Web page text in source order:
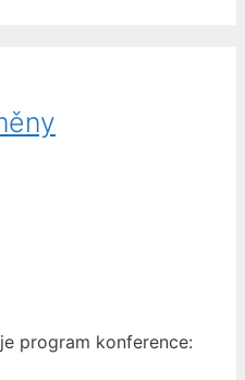
program konference: